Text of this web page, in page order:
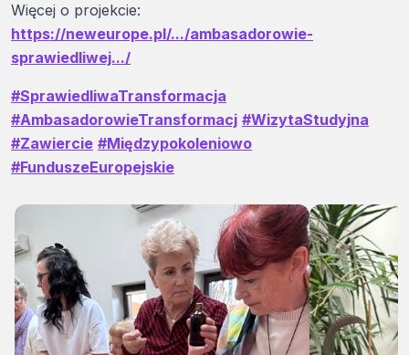
Więcej o projekcie:
https://neweurope.pl/.../ambasadorowie-
sprawiedliwej.../
#SprawiedliwaTransformacja
#AmbasadorowieTransformacj #WizytaStudyjna
#Zawiercie #Międzypokoleniowo
#FunduszeEuropejskie